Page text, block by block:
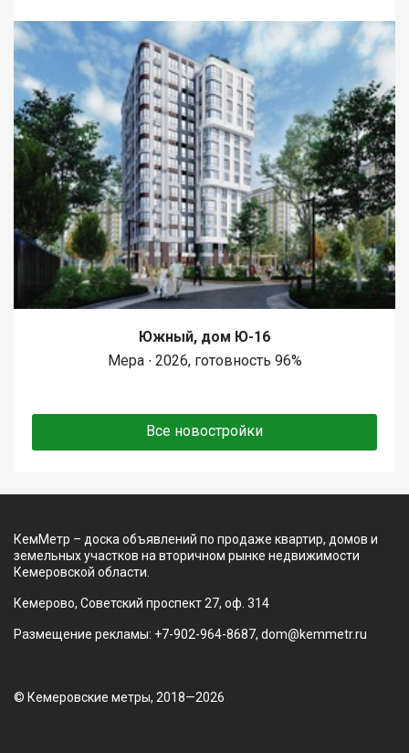
Южный, дом Ю-16
Мера ∙ 2026, готовность 96%
Все новостройки
КемМетр – доска объявлений по продаже квартир, домов и
земельных участков на вторичном рынке недвижимости
Кемеровской области.
Кемерово, Советский проспект 27, оф. 314
Размещение рекламы: +7-902-964-8687, dom@kemmetr.ru
© Кемеровские метры, 2018—2026